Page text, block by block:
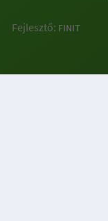
Fejlesztő: FINIT